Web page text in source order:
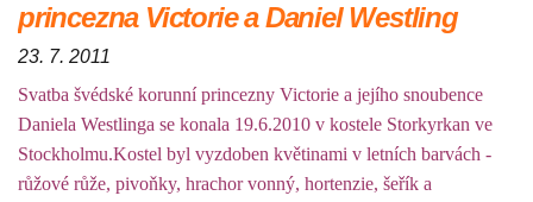
princezna Victorie a Daniel Westling
23. 7. 2011
Svatba švédské korunní princezny Victorie a jejího snoubence
Daniela Westlinga se konala 19.6.2010 v kostele Storkyrkan ve
Stockholmu.Kostel byl vyzdoben květinami v letních barvách -
růžové růže, pivoňky, hrachor vonný, hortenzie, šeřík a